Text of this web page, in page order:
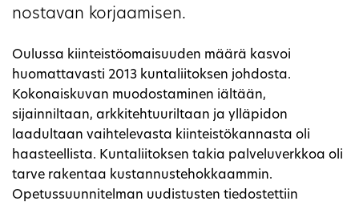
nostavan korjaamisen.
Oulussa kiinteistöomaisuuden määrä kasvoi
huomattavasti 2013 kuntaliitoksen johdosta.
Kokonaiskuvan muodostaminen iältään,
sijainniltaan, arkkitehtuuriltaan ja ylläpidon
laadultaan vaihtelevasta kiinteistökannasta oli
haasteellista. Kuntaliitoksen takia palveluverkkoa oli
tarve rakentaa kustannustehokkaammin.
Opetussuunnitelman uudistusten tiedostettiin